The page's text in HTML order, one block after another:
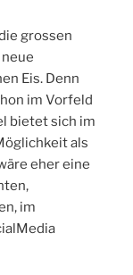
grossen
Eis. Denn
im Vorfeld
bietet sich im
als
eher eine
im